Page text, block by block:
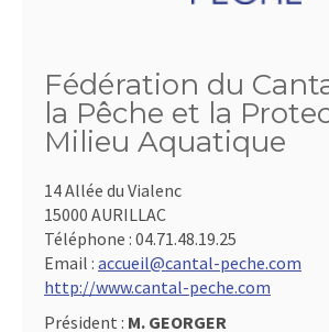
Fédération du
la Pêche et la
Milieu Aquatique
14 Allée du Vialenc
15000 AURILLAC
Téléphone : 04.71.48.19.25
Email : accueil@cantal-peche.com
http://www.cantal-peche.com
Président : M. GEORGER